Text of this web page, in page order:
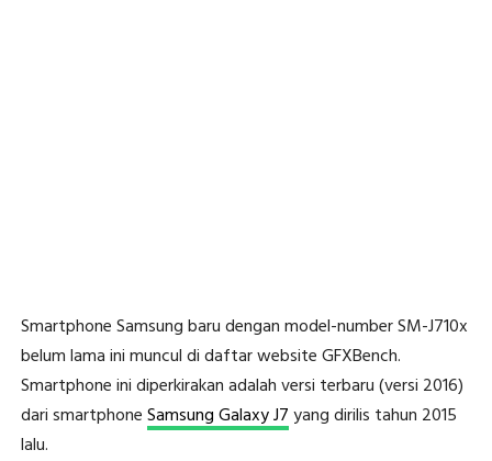
Smartphone Samsung baru dengan model-number SM-J710x
belum lama ini muncul di daftar website GFXBench.
Smartphone ini diperkirakan adalah versi terbaru (versi 2016)
dari smartphoneSamsung Galaxy J7yang dirilis tahun 2015
lalu.